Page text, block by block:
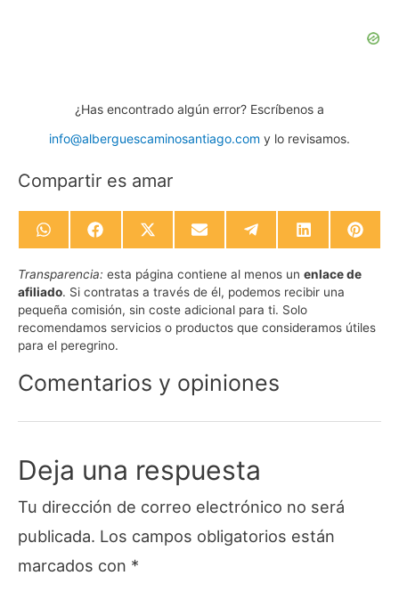
¿Has encontrado algún error? Escríbenos a
info@alberguescaminosantiago.com y lo revisamos.
Compartir es amar
Compartir
en
WhatsApp
Compartir
en
Facebook
Compartir
en
X
(Twitter)
Compartir
en
Email
Compartir
en
Telegram
Compartir
en
LinkedIn
en
Transparencia: esta página contiene al menos un enlace de
afiliado. Si contratas a través de él, podemos recibir una
pequeña comisión, sin coste adicional para ti. Solo
recomendamos servicios o productos que consideramos útiles
para el peregrino.
Comentarios y opiniones
Deja una respuesta
Tu dirección de correo electrónico no será
publicada. Los campos obligatorios están
marcados con *